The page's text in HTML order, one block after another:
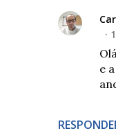
e